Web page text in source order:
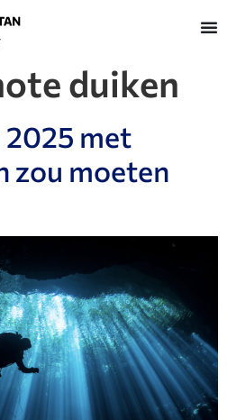
duiken
2025 met
zou moeten